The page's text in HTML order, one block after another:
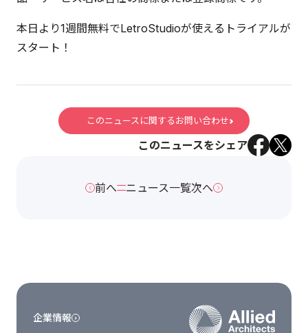
本日より1週間無料でLetroStudioが使えるトライアルが
スタート！
このニュースに関するお問い合わせ
このニュースをシェア
前へ ニュース一覧次へ
企業情報